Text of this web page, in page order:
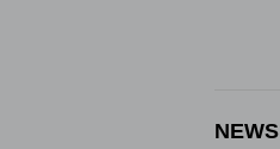
NEWS